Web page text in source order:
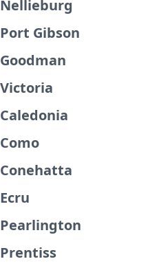
Nellieburg
Port Gibson
Goodman
Victoria
Caledonia
Como
Conehatta
Ecru
Pearlington
Prentiss